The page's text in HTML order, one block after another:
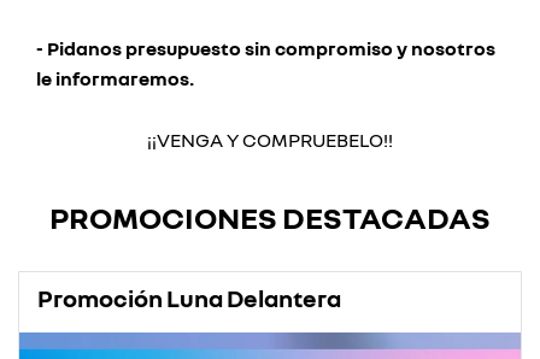
- Pidanos presupuesto sin compromiso y nosotros
le informaremos.
¡¡VENGA Y COMPRUEBELO!!
PROMOCIONES DESTACADAS
Promoción Luna Delantera